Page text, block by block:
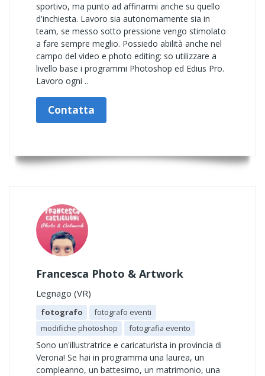
sportivo, ma punto ad affinarmi anche su quello
d'inchiesta. Lavoro sia autonomamente sia in
team, se messo sotto pressione vengo stimolato
a fare sempre meglio. Possiedo abilità anche nel
campo del video e photo editing: so utilizzare a
livello base i programmi Photoshop ed Edius Pro.
Lavoro ogni ..
Contatta
Francesca Photo & Artwork
Legnago (VR)
fotografo
fotografo eventi
modifiche photoshop
fotografia evento
Sono un'illustratrice e caricaturista in provincia di
Verona! Se hai in programma una laurea, un
compleanno, un battesimo, un matrimonio, una